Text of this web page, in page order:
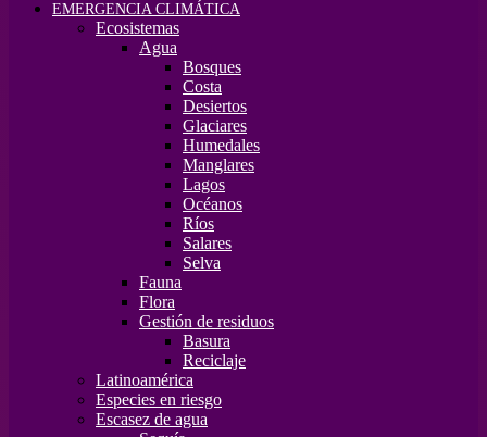
EMERGENCIA CLIMÁTICA
Ecosistemas
Agua
Bosques
Costa
Desiertos
Glaciares
Humedales
Manglares
Lagos
Océanos
Ríos
Salares
Selva
Fauna
Flora
Gestión de residuos
Basura
Reciclaje
Latinoamérica
Especies en riesgo
Escasez de agua